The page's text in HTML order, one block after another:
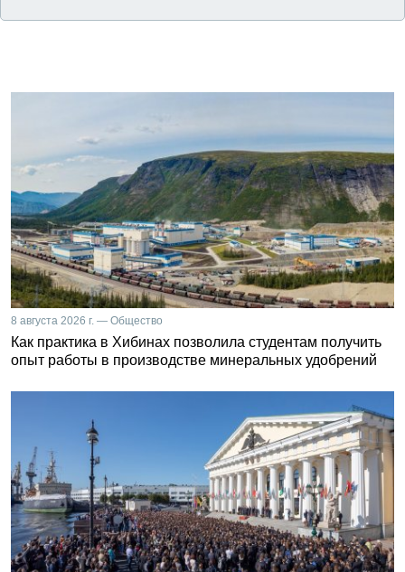
8 августа 2026 г. — Общество
Как практика в Хибинах позволила студентам получить
опыт работы в производстве минеральных удобрений